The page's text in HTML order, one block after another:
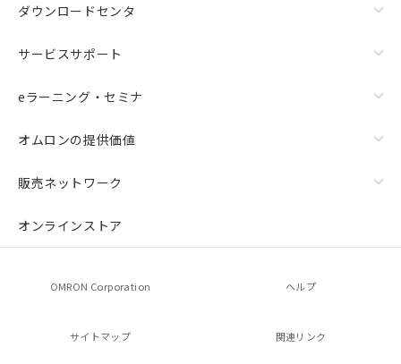
ダウンロードセンタ
サービスサポート
eラーニング・セミナ
オムロンの提供価値
販売ネットワーク
オンラインストア
OMRON Corporation ヘルプ
サイトマップ 関連リンク